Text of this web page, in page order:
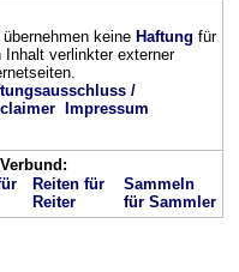
übernehmen keine Haftung für
Inhalt verlinkter externer
/
Impressum
Reiten für
Reiter
Sammeln
für Sammler